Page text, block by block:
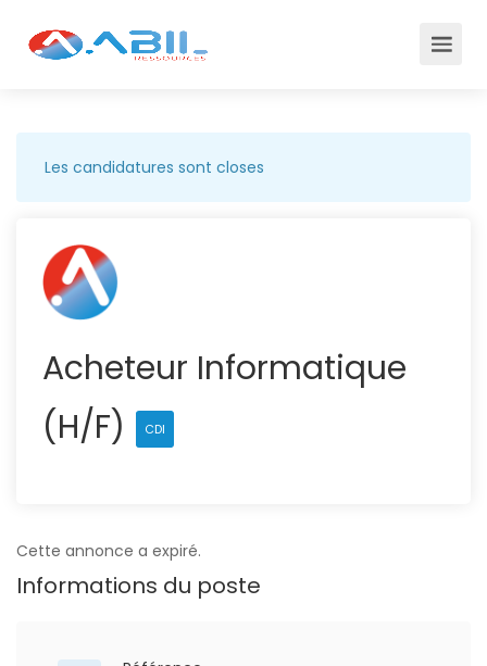
Les candidatures sont closes
Acheteur Informatique
(H/F)
CDI
Cette annonce a expiré.
Informations du poste